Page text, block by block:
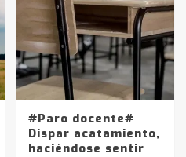
#Paro docente#
Dispar acatamiento,
haciéndose sentir
Ruta 5: falleció un
Lauquen
los combustibles en
YPF hasta Axion
pesos